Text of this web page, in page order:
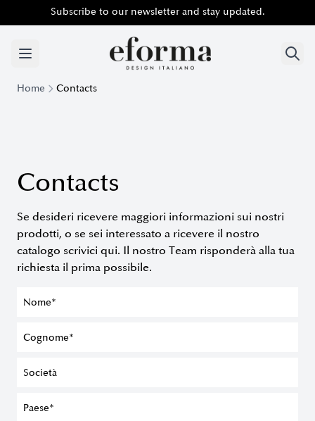
Subscribe to our newsletter and stay updated.
Subscribe to our newsletter and stay updated.
Home Contacts
Contacts
Se desideri ricevere maggiori informazioni sui nostri
prodotti, o se sei interessato a ricevere il nostro
catalogo scrivici qui. Il nostro Team risponderà alla tua
richiesta il prima possibile.